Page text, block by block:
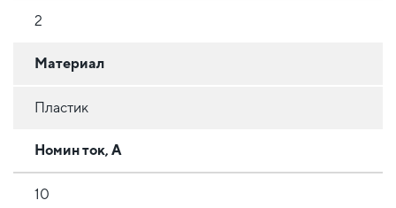
2
Материал
Пластик
Номин ток, А
10